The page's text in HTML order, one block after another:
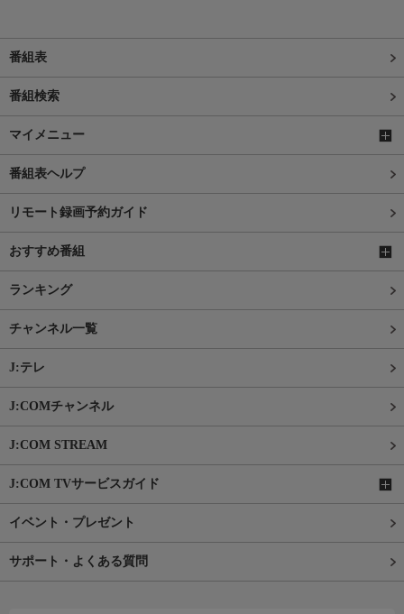
番組表
番組検索
マイメニュー
番組表ヘルプ
リモート録画予約ガイド
おすすめ番組
ランキング
チャンネル一覧
J:テレ
J:COMチャンネル
J:COM STREAM
J:COM TVサービスガイド
イベント・プレゼント
サポート・よくある質問